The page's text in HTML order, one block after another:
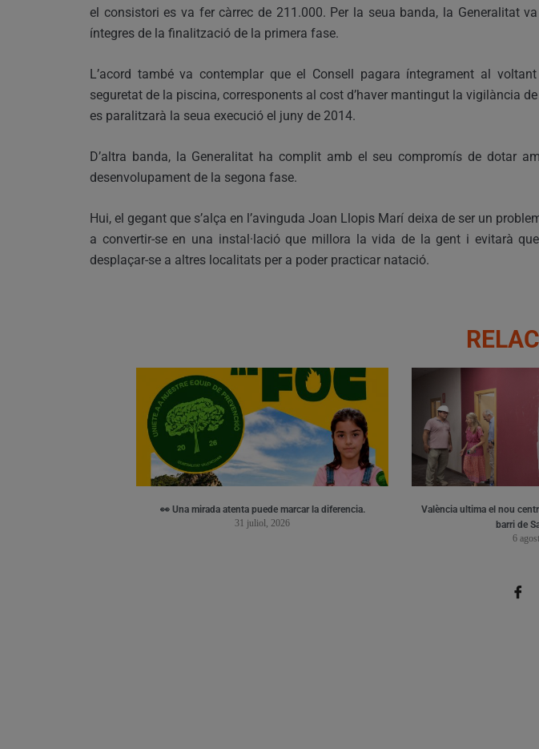
el consistori es va fer càrrec de 211.000. Per la seua banda, la Generalitat
íntegres de la finalització de la primera fase.
L’acord també va contemplar que el Consell pagara íntegrament al
seguretat de la piscina, corresponents al cost d’haver mantingut la vigilància
es paralitzarà la seua execució el juny de 2014.
D’altra banda, la Generalitat ha complit amb el seu compromís de dotar
desenvolupament de la segona fase.
Hui, el gegant que s’alça en l’avinguda Joan Llopis Marí deixa de ser un
a convertir-se en una instal·lació que millora la vida de la gent i evitarà
desplaçar-se a altres localitats per a poder practicar natació.
👀 Una mirada atenta puede marcar la diferencia.
31 juliol, 2026
València ultima el nou
barri de
6